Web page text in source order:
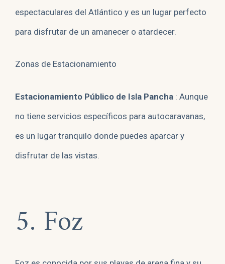
espectaculares del Atlántico y es un lugar perfecto
para disfrutar de un amanecer o atardecer.
Zonas de Estacionamiento
Estacionamiento Público de Isla Pancha : Aunque
no tiene servicios específicos para autocaravanas,
es un lugar tranquilo donde puedes aparcar y
disfrutar de las vistas.
5. Foz